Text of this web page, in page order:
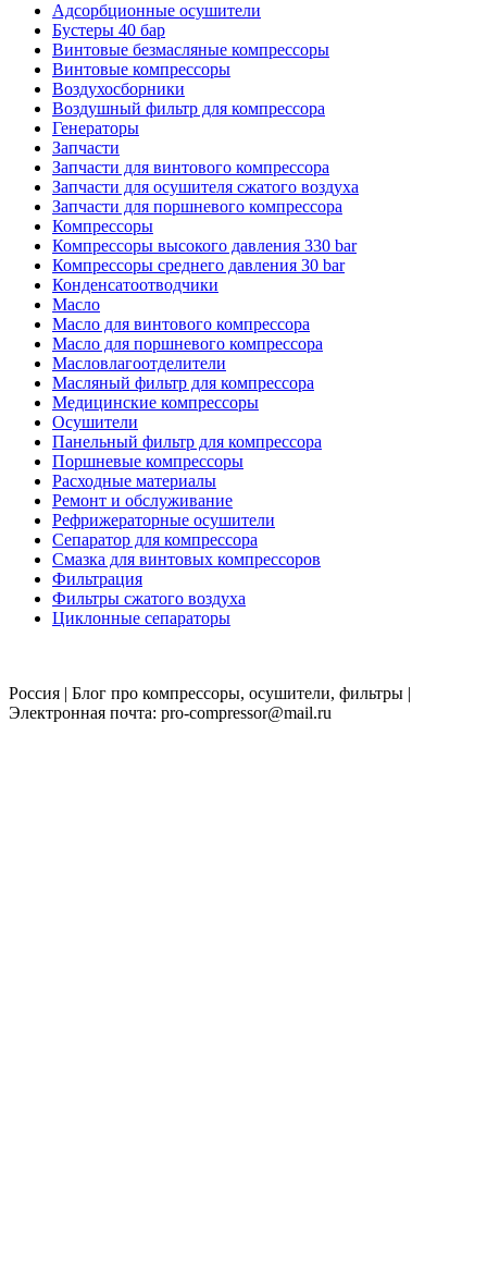
Адсорбционные осушители
Бустеры 40 бар
Винтовые безмасляные компрессоры
Винтовые компрессоры
Воздухосборники
Воздушный фильтр для компрессора
Генераторы
Запчасти
Запчасти для винтового компрессора
Запчасти для осушителя сжатого воздуха
Запчасти для поршневого компрессора
Компрессоры
Компрессоры высокого давления 330 bar
Компрессоры среднего давления 30 bar
Конденсатоотводчики
Масло
Масло для винтового компрессора
Масло для поршневого компрессора
Масловлагоотделители
Масляный фильтр для компрессора
Медицинские компрессоры
Осушители
Панельный фильтр для компрессора
Поршневые компрессоры
Расходные материалы
Ремонт и обслуживание
Рефрижераторные осушители
Сепаратор для компрессора
Смазка для винтовых компрессоров
Фильтрация
Фильтры сжатого воздуха
Циклонные сепараторы
Россия | Блог про компрессоры, осушители, фильтры |
Электронная почта: pro-compressor@mail.ru